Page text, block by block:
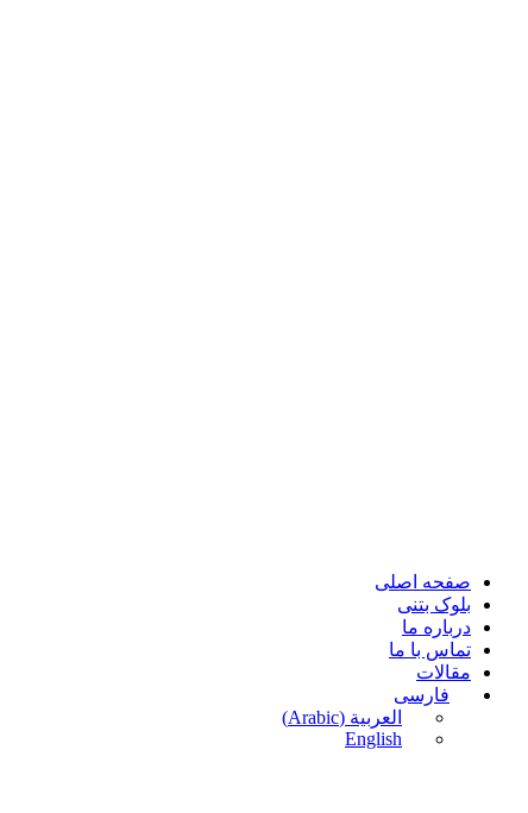
صفحه اصلی
بلوک بتنی
درباره ما
تماس با ما
مقالات
فارسی
العربية (
Arabic
)
English